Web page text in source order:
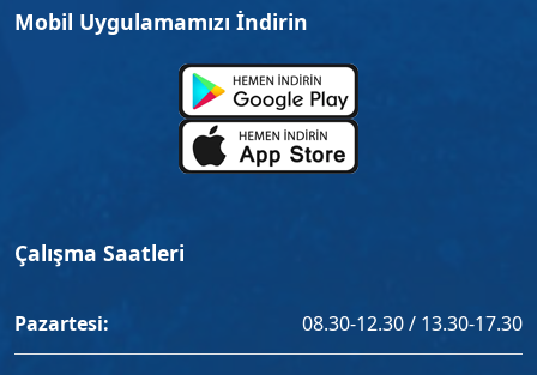
Mobil Uygulamamızı İndirin
Çalışma Saatleri
Pazartesi: 08.30-12.30 / 13.30-17.30